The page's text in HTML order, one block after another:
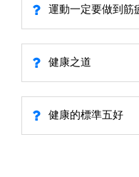
運動一定要做到筋
健康之道
健康的標準五好